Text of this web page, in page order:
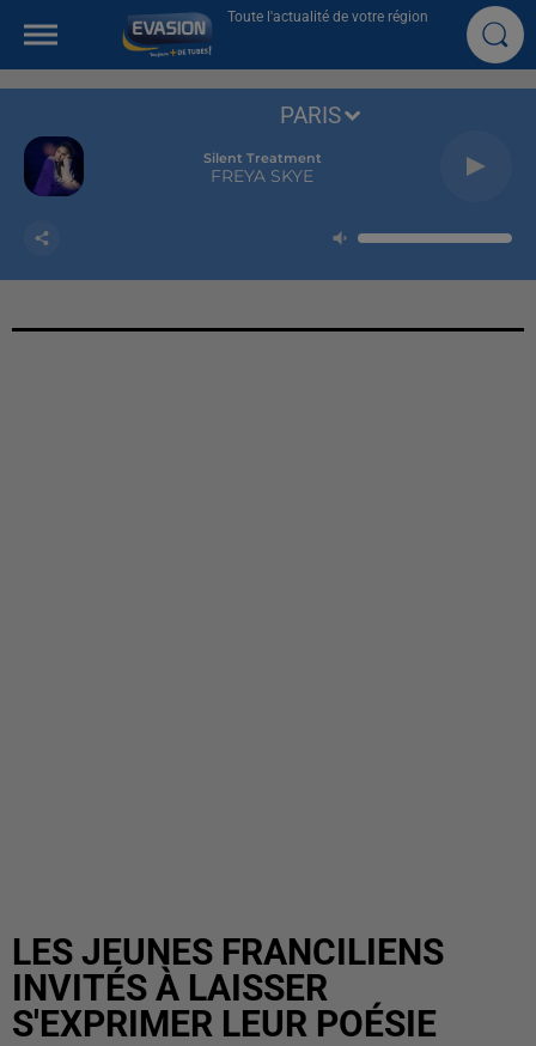
Toute l'actualité de votre région
Silent Treatment
FREYA SKYE
PARIS
LES JEUNES FRANCILIENS
INVITÉS À LAISSER
S'EXPRIMER LEUR POÉSIE